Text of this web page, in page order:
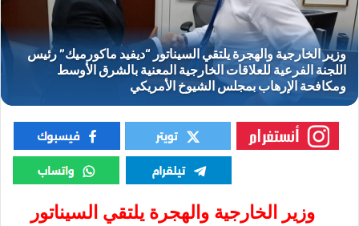
وزير الخارجية والهجرة يلتقي السيناتور